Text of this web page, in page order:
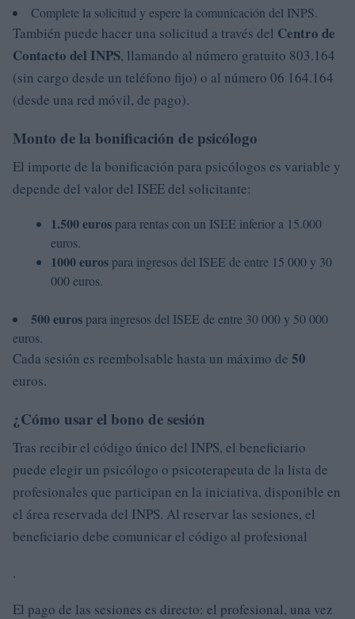
Complete la solicitud y espere la comunicación del INPS.
También puede hacer una solicitud a través del Centro de
Contacto del INPS, llamando al número gratuito 803.164
(sin cargo desde un teléfono fijo) o al número 06 164.164
(desde una red móvil, de pago).
Monto de la bonificación de psicólogo
El importe de la bonificación para psicólogos es variable y
depende del valor del ISEE del solicitante:
1.500 euros para rentas con un ISEE inferior a 15.000
euros.
1000 euros para ingresos del ISEE de entre 15 000 y 30
000 euros.
500 euros para ingresos del ISEE de entre 30 000 y 50 000
euros.
Cada sesión es reembolsable hasta un máximo de 50
euros.
¿Cómo usar el bono de sesión
Tras recibir el código único del INPS, el beneficiario
puede elegir un psicólogo o psicoterapeuta de la lista de
profesionales que participan en la iniciativa, disponible en
el área reservada del INPS. Al reservar las sesiones, el
beneficiario debe comunicar el código al profesional
.
El pago de las sesiones es directo: el profesional, una vez